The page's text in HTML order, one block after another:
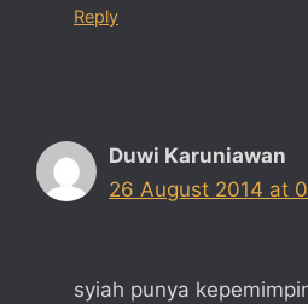
Reply
Duwi Karuniawan
26 August 2014 at
syiah punya